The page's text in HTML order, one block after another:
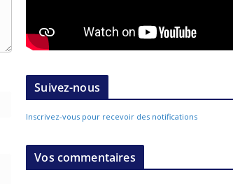
Suivez-nous
Inscrivez-vous pour recevoir des notifications
Vos commentaires